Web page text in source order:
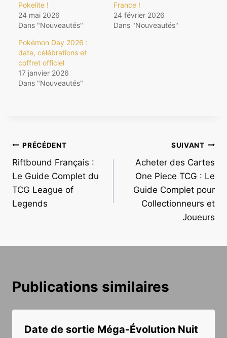
Pokelite !
24 mai 2026
Dans "Nouveautés"
France !
24 février 2026
Dans "Nouveautés"
Pokémon Day 2026 :
date, célébrations et
coffret officiel
17 janvier 2026
Dans "Nouveautés"
Navigation
de
l’article
PRÉCÉDENT
Riftbound Français :
Le Guide Complet du
TCG League of
Legends
SUIVANT
Acheter des Cartes
One Piece TCG : Le
Guide Complet pour
Collectionneurs et
Joueurs
Publications similaires
Date de sortie Méga-Évolution Nuit